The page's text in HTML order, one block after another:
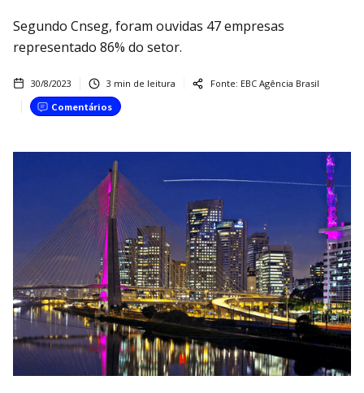
Segundo Cnseg, foram ouvidas 47 empresas
representado 86% do setor.
30/8/2023 3 min de leitura Fonte: EBC Agência Brasil
Comentários